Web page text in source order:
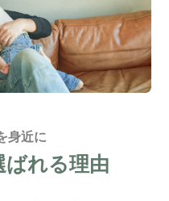
身近に
れる理由